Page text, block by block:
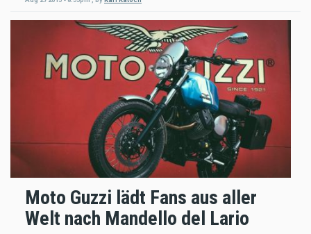
Moto Guzzi lädt Fans aus aller
Welt nach Mandello del Lario